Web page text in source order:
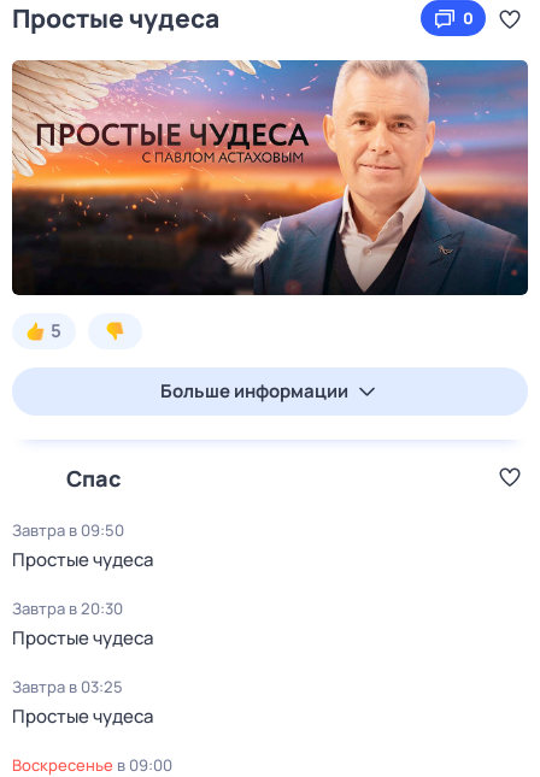
Простые чудеса 0
5
Больше информации
Спас
Завтра в 09:50
Простые чудеса
Завтра в 20:30
Простые чудеса
Завтра в 03:25
Простые чудеса
воскресенье в 09:00